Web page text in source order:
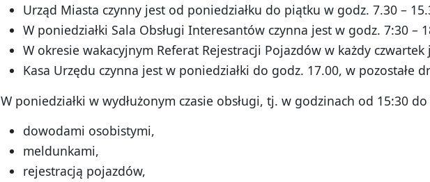
Urząd Miasta czynny jest od poniedziałku do piątku w godz. 7.30 –
W poniedziałki Sala Obsługi Interesantów czynna jest w godz. 7:30 –
W okresie wakacyjnym Referat Rejestracji Pojazdów w każdy
Kasa Urzędu czynna jest w poniedziałki do godz. 17.00, w pozostałe
W poniedziałki w wydłużonym czasie obsługi, tj. w godzinach od 15:30
dowodami osobistymi,
meldunkami,
rejestracją pojazdów,